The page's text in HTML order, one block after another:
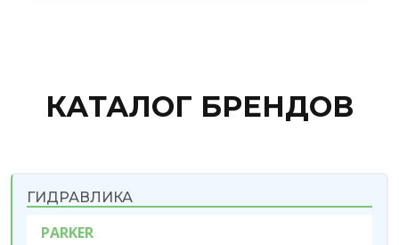
КАТАЛОГ БРЕНДОВ
ГИДРАВЛИКА
PARKER